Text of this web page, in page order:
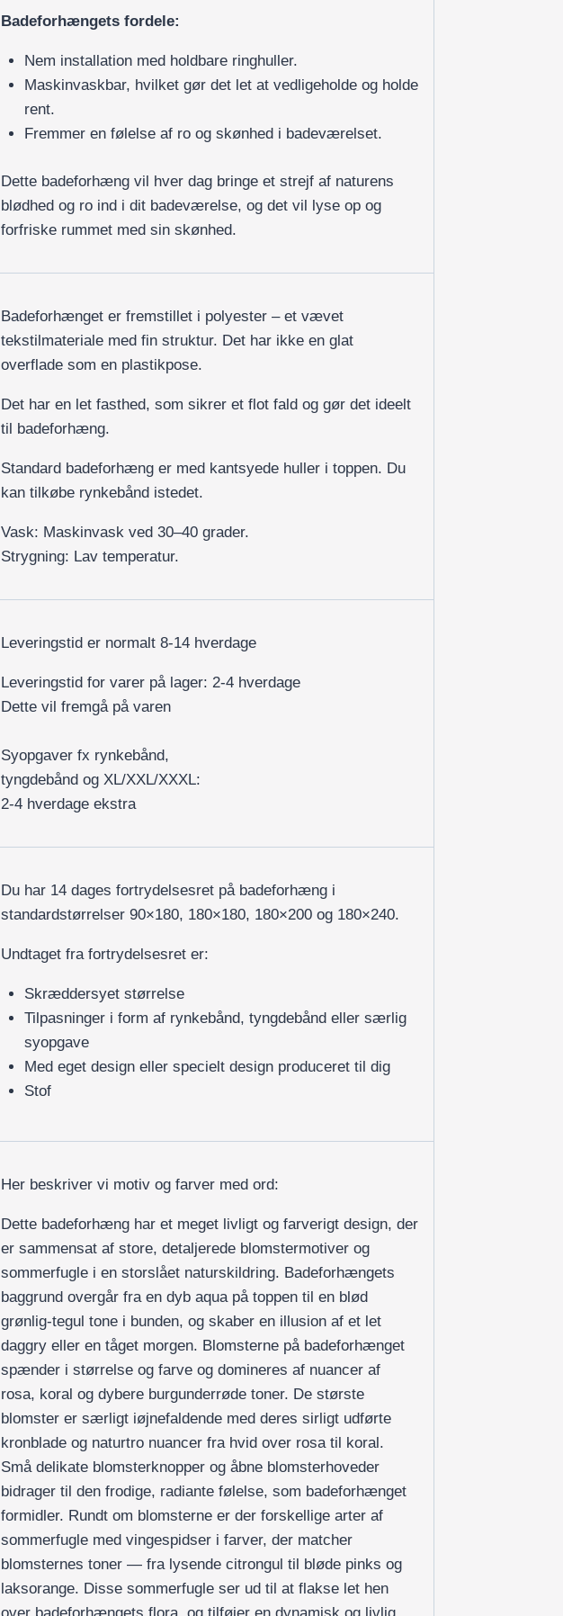
Badeforhængets fordele:
Nem installation med holdbare ringhuller.
Maskinvaskbar, hvilket gør det let at vedligeholde og holde
rent.
Fremmer en følelse af ro og skønhed i badeværelset.
Dette badeforhæng vil hver dag bringe et strejf af naturens
blødhed og ro ind i dit badeværelse, og det vil lyse op og
forfriske rummet med sin skønhed.
Badeforhænget er fremstillet i polyester – et vævet
tekstilmateriale med fin struktur. Det har ikke en glat
overflade som en plastikpose.
Det har en let fasthed, som sikrer et flot fald og gør det ideelt
til badeforhæng.
Standard badeforhæng er med kantsyede huller i toppen. Du
kan tilkøbe rynkebånd istedet.
Vask: Maskinvask ved 30–40 grader.
Strygning: Lav temperatur.
Leveringstid er normalt 8-14 hverdage
Leveringstid for varer på lager: 2-4 hverdage
Dette vil fremgå på varen
Syopgaver fx rynkebånd,
tyngdebånd og XL/XXL/XXXL:
2-4 hverdage ekstra
Du har 14 dages fortrydelsesret på badeforhæng i
standardstørrelser 90×180, 180×180, 180×200 og 180×240.
Undtaget fra fortrydelsesret er:
Skræddersyet størrelse
Tilpasninger i form af rynkebånd, tyngdebånd eller særlig
syopgave
Med eget design eller specielt design produceret til dig
Stof
Her beskriver vi motiv og farver med ord:
Dette badeforhæng har et meget livligt og farverigt design, der
er sammensat af store, detaljerede blomstermotiver og
sommerfugle i en storslået naturskildring. Badeforhængets
baggrund overgår fra en dyb aqua på toppen til en blød
grønlig-tegul tone i bunden, og skaber en illusion af et let
daggry eller en tåget morgen. Blomsterne på badeforhænget
spænder i størrelse og farve og domineres af nuancer af
rosa, koral og dybere burgunderrøde toner. De største
blomster er særligt iøjnefaldende med deres sirligt udførte
kronblade og naturtro nuancer fra hvid over rosa til koral.
Små delikate blomsterknopper og åbne blomsterhoveder
bidrager til den frodige, radiante følelse, som badeforhænget
formidler. Rundt om blomsterne er der forskellige arter af
sommerfugle med vingespidser i farver, der matcher
blomsternes toner — fra lysende citrongul til bløde pinks og
laksorange. Disse sommerfugle ser ud til at flakse let hen